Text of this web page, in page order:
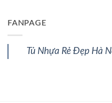
FANPAGE
Tủ Nhựa Rẻ Đẹp Hà